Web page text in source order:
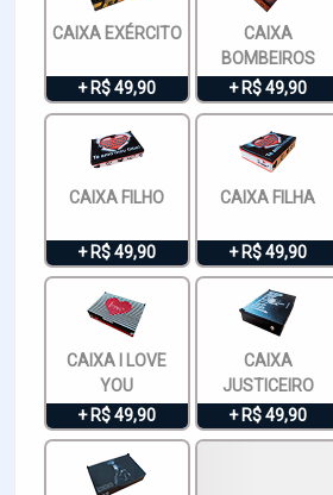
CAIXA EXÉRCITO
+ R$ 49,90
CAIXA
BOMBEIROS
+ R$ 49,90
CAIXA FILHO
+ R$ 49,90
CAIXA FILHA
+ R$ 49,90
CAIXA I LOVE
YOU
+ R$ 49,90
CAIXA
JUSTICEIRO
+ R$ 49,90